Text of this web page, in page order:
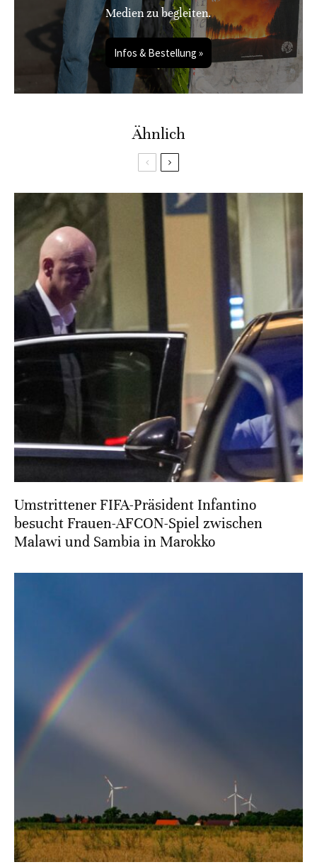
Medien zu begleiten.
Infos & Bestellung »
Ähnlich
Umstrittener FIFA-Präsident Infantino
besucht Frauen-AFCON-Spiel zwischen
Malawi und Sambia in Marokko